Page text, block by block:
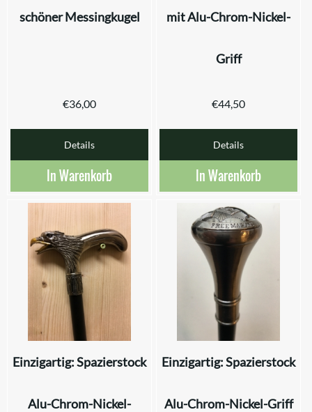
schöner Messingkugel
€36,00
Details
In Warenkorb
mit Alu-Chrom-Nickel-
Griff
€44,50
Details
In Warenkorb
Einzigartig: Spazierstock
Alu-Chrom-Nickel-
Einzigartig: Spazierstock
Alu-Chrom-Nickel-Griff